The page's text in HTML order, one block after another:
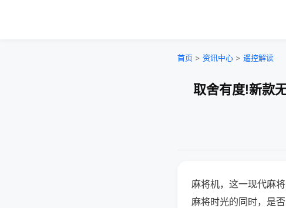
首页 > 资讯中心 > 遥控解读
取舍有度!新款
麻将机，这一现代麻
麻将时光的同时，是